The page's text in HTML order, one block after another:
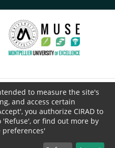
2026
Protection
to measure the site's
and access certain
you authorize CIRAD to
'Refuse', or find out more by
preferences'